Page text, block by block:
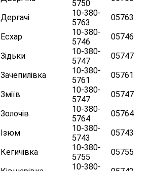
5750
Дергачі
10-380-
5763
05763
Есхар
10-380-
5746
05746
Зідьки
10-380-
5747
05747
Зачепилівка
10-380-
5761
05761
Зміїв
10-380-
5747
05747
Золочів
10-380-
5764
05764
Ізюм
10-380-
5743
05743
Кегичівка
10-380-
5755
05755
10-380-